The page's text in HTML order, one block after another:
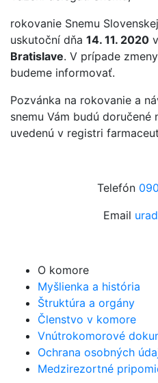
rokovanie Snemu
uskutoční dňa 14. 11. 2020
Bratislave. V prípade
budeme informovať.
Pozvánka na rokovanie a
snemu Vám budú doručené
uvedenú v registri
Telefón
Email
O komore
Myšlienka a história
Štruktúra a orgány
Členstvo v komore
Vnútrokomorové
Ochrana osobných
Medzirezortné